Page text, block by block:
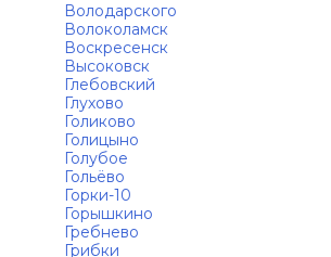
Володарского
Волоколамск
Воскресенск
Высоковск
Глебовский
Глухово
Голиково
Голицыно
Голубое
Гольёво
Горки-10
Горышкино
Гребнево
Грибки